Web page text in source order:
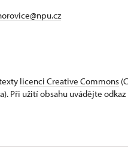
licenci Creative Commons
Při užití obsahu uvádějte